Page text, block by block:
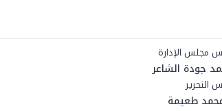
مجلس الإدارة
جودة الشاعر
التحرير
طعيمة